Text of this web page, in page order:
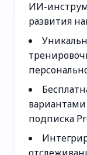
ИИ-
развития
подписка